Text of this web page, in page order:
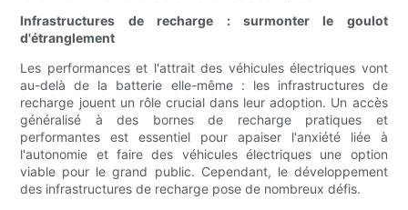
Infrastructures de recharge : surmonter le goulot
d'étranglement
Les performances et l'attrait des véhicules électriques vont
au-delà de la batterie elle-même : les infrastructures de
recharge jouent un rôle crucial dans leur adoption. Un accès
généralisé à des bornes de recharge pratiques et
performantes est essentiel pour apaiser l'anxiété liée à
l'autonomie et faire des véhicules électriques une option
viable pour le grand public. Cependant, le développement
des infrastructures de recharge pose de nombreux défis.